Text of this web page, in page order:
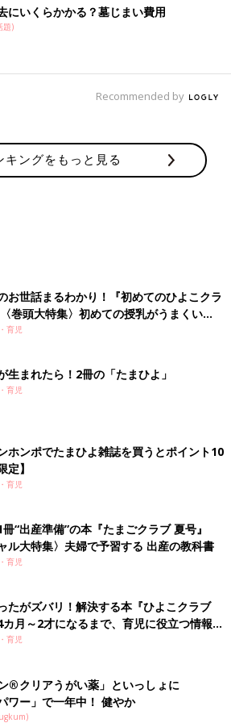
にいくらかかる？墓じまい費用
題)
Recommended by
キングをもっと見る
お世話まるわかり！『初めてのひよこクラ
巻頭大特集〉初めての授乳がうまくい
い・ミルクの基本と夏のトラブル 解決テ
育児
生まれたら！2冊の「たまひよ」
育児
ホンポでたまひよ雑誌を買うとポイント10
定】
育児
“出産準備”の本『たまごクラブ 夏号』
ル大特集〉夫婦で予習する 出産の教科書
育児
たがズバリ！解決する本『ひよこクラブ
月～2才になるまで、育児に役立つ情報が
育児
®クリアうがい薬」といっしょに
ワー」で一年中！ 健やか